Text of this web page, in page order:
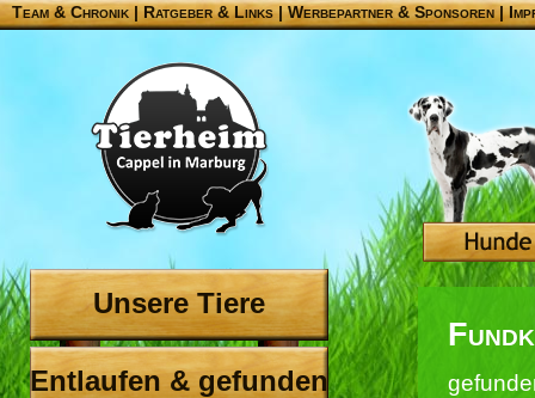
Team & Chronik |Ratgeber & Links|Werbepartner & Sponsoren|
Unsere Tiere
Entlaufen & gefunden